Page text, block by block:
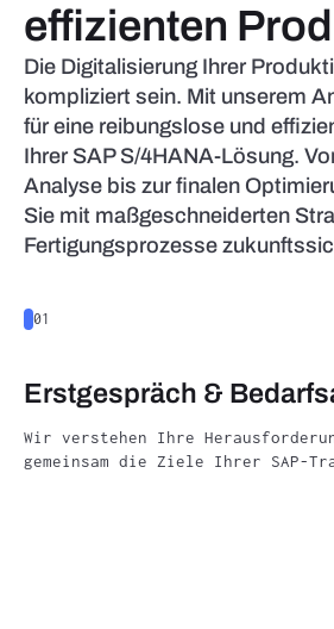
effizienten
Die Digitalisierung Ihrer
kompliziert sein. Mit unserem
für eine reibungslose und
Ihrer SAP S/4HANA-Lösung.
Analyse bis zur finalen
Sie mit maßgeschneiderten
Fertigungsprozesse
01
Erstgespräch &
Wir verstehen Ihre
gemeinsam die Ziele Ihrer SAP-